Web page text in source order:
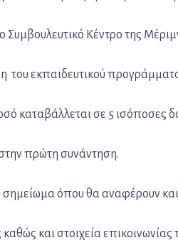
Κέντρο της
του εκπαιδευτικού
καταβάλλεται σε 5 ισόποσες
πρώτη συνάντηση.
όπου θα αναφέρουν
και στοιχεία επικοινωνίας